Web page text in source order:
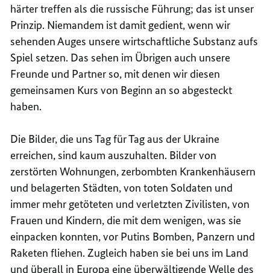
härter treffen als die russische Führung; das ist unser
Prinzip. Niemandem ist damit gedient, wenn wir
sehenden Auges unsere wirtschaftliche Substanz aufs
Spiel setzen. Das sehen im Übrigen auch unsere
Freunde und Partner so, mit denen wir diesen
gemeinsamen Kurs von Beginn an so abgesteckt
haben.
Die Bilder, die uns Tag für Tag aus der Ukraine
erreichen, sind kaum auszuhalten. Bilder von
zerstörten Wohnungen, zerbombten Krankenhäusern
und belagerten Städten, von toten Soldaten und
immer mehr getöteten und verletzten Zivilisten, von
Frauen und Kindern, die mit dem wenigen, was sie
einpacken konnten, vor Putins Bomben, Panzern und
Raketen fliehen. Zugleich haben sie bei uns im Land
und überall in Europa eine überwältigende Welle des